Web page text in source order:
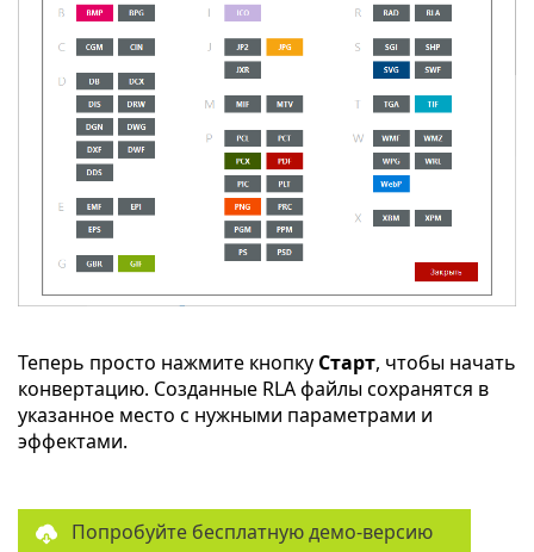
Теперь просто нажмите кнопку Старт, чтобы начать
конвертацию. Созданные RLA файлы сохранятся в
указанное место с нужными параметрами и
эффектами.
Попробуйте бесплатную демо-версию